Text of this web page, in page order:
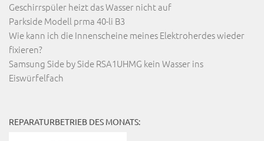
Geschirrspüler heizt das Wasser nicht auf
Parkside Modell prma 40-li B3
Wie kann ich die Innenscheine meines Elektroherdes wieder
fixieren?
Samsung Side by Side RSA1UHMG kein Wasser ins
Eiswürfelfach
REPARATURBETRIEB DES MONATS: